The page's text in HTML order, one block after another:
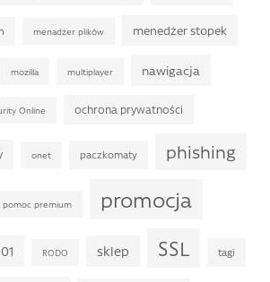
menadżer plików menedżer stopek
mozilla multiplayer nawigacja
Online ochrona prywatności
onet paczkomaty phishing
pomoc premium promocja
RODO sklep SSL tagi